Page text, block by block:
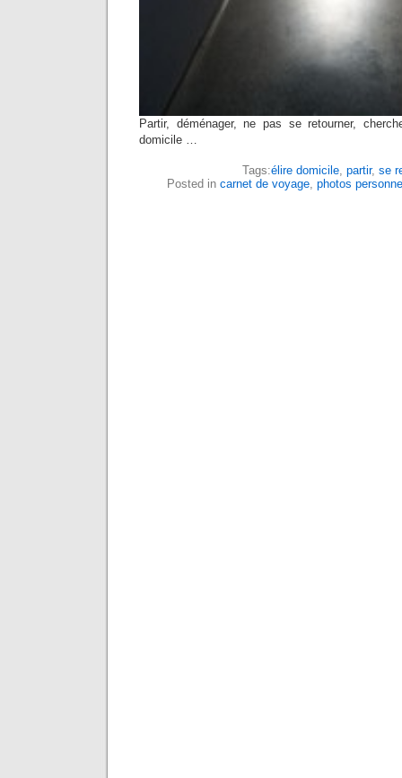
Partir, déménager, ne pas se retourner,
domicile …
Tags:élire domicile, partir, se
Posted in carnet de voyage, photos